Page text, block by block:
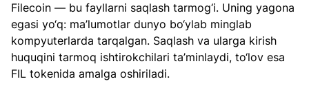
Filecoin — bu fayllarni saqlash tarmog‘i. Uning yagona
egasi yo‘q: ma’lumotlar dunyo bo‘ylab minglab
kompyuterlarda tarqalgan. Saqlash va ularga kirish
huquqini tarmoq ishtirokchilari ta’minlaydi, to‘lov esa
FIL tokenida amalga oshiriladi.